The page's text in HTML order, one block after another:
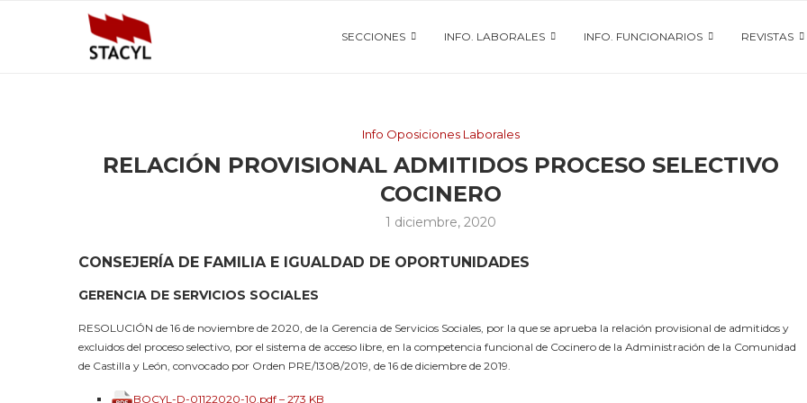
SECCIONES INFO. LABORALES INFO. FUNCIONARIOS REVISTAS
Info Oposiciones Laborales
RELACIÓN PROVISIONAL ADMITIDOS PROCESO SELECTIVO
COCINERO
1 diciembre, 2020
CONSEJERÍA DE FAMILIA E IGUALDAD DE OPORTUNIDADES
GERENCIA DE SERVICIOS SOCIALES
RESOLUCIÓN de 16 de noviembre de 2020, de la Gerencia de Servicios Sociales, por la que se aprueba la relación provisional de admitidos y
excluidos del proceso selectivo, por el sistema de acceso libre, en la competencia funcional de Cocinero de la Administración de la Comunidad
de Castilla y León, convocado por Orden PRE/1308/2019, de 16 de diciembre de 2019.
BOCYL-D-01122020-10.pdf – 273 KB